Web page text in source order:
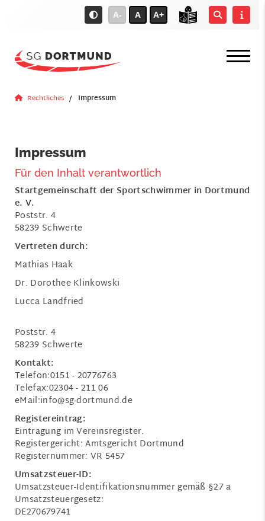
A- A A+
Rechtliches Impressum
Impressum
Für den Inhalt verantwortlich
Startgemeinschaft der Sportschwimmer in Dortmund
e. V.
Poststr. 4
58239 Schwerte
Vertreten durch:
Mathias Haak
Dr. Dorothee Klinkowski
Lucca Landfried
Poststr. 4
58239 Schwerte
Kontakt:
Telefon:0151 - 20776763
Telefax:02304 - 211 06
eMail:info@sg-dortmund.de
Registereintrag:
Eintragung im Vereinsregister.
Registergericht: Amtsgericht Dortmund
Registernummer: VR 5457
Umsatzsteuer-ID:
Umsatzsteuer-Identifikationsnummer gemäß §27 a
Umsatzsteuergesetz:
DE270679741